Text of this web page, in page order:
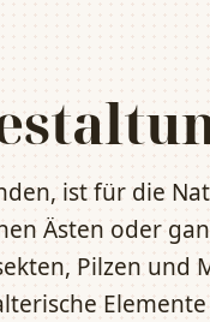
ist für die
Ästen oder
Pilzen und